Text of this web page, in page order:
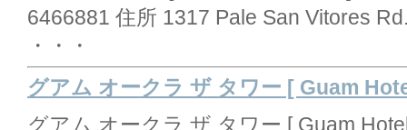
6466881 住所 1317 Pale San Vitores
・・・
グアム オークラ ザ タワー [ Guam
グアム オークラ ザ タワー [ Guam